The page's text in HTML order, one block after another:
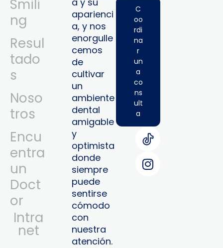
Smili
ng
Resul
tado
s
Noso
tros
Encu
entra
un
Doct
or
Intra
Net
aparienci
a, y nos
enorgulle
cemos
de
cultivar
un
ambiente
dental
amigable
y
optimista
donde
siempre
puede
sentirse
cómodo
con
nuestra
atención.
C
oo
rdi
na
r
un
a
co
ns
ult
a